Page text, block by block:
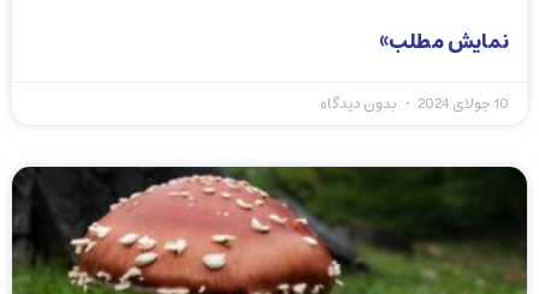
نمایش مطلب»
10 جولای 2024 بدون دیدگاه